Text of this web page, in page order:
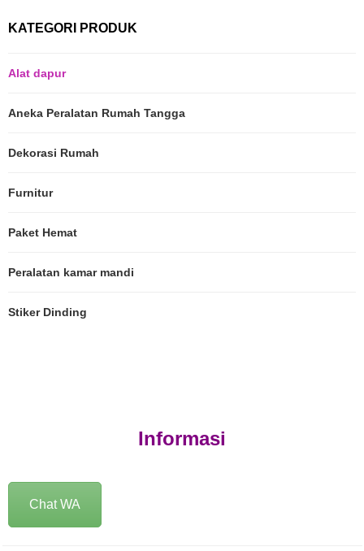
KATEGORI PRODUK
Alat dapur
Aneka Peralatan Rumah Tangga
Dekorasi Rumah
Furnitur
Paket Hemat
Peralatan kamar mandi
Stiker Dinding
Informasi
Chat WA